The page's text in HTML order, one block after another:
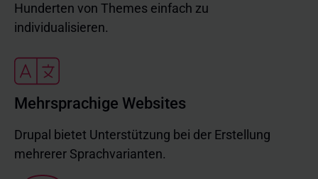
Hunderten von Themes einfach zu
individualisieren.
Mehrsprachige Websites
Drupal bietet Unterstützung bei der Erstellung
mehrerer Sprachvarianten.